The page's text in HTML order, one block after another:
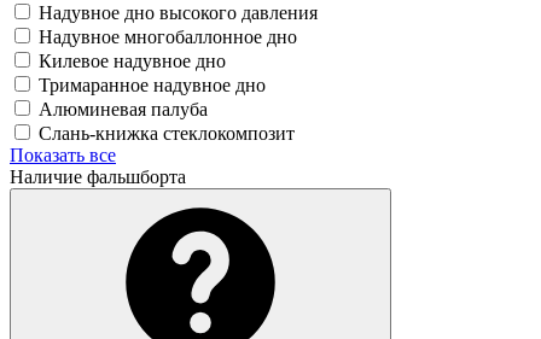
Надувное дно высокого давления
Надувное многобаллонное дно
Килевое надувное дно
Тримаранное надувное дно
Алюминевая палуба
Слань-книжка стеклокомпозит
Показать все
Наличие фальшборта